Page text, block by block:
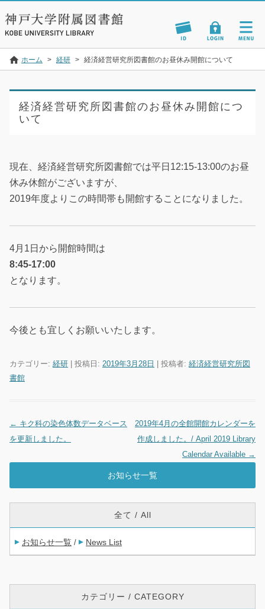
ホーム > 経研 > 経済経営研究所図書館のお昼休み開館について
経済経営研究所図書館のお昼休み開館につ
いて
現在、経済経営研究所図書館では平日12:15-13:00のお昼
休み休館がございますが、
2019年度よりこの時間帯も開館することになりました。
4月1日から開館時間は
8:45-17:00
となります。
今後とも宜しくお願いいたします。
カテゴリー: 経研 | 投稿日: 2019年3月28日 投稿者: 経済経営研究所図
書館
投稿ナビゲーション
← キク科の染色体数データベース
を更新しました。
2019年4月の全館開館カレンダーを
作成しました。/ April 2019 Library
Calendar Available →
お知らせ一覧
全て / All
お知らせ一覧 / News List
カテゴリー / CATEGORY